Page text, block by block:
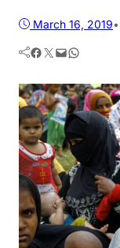
March 16, 2019•
Facebook Twitter Mail WhatsApp